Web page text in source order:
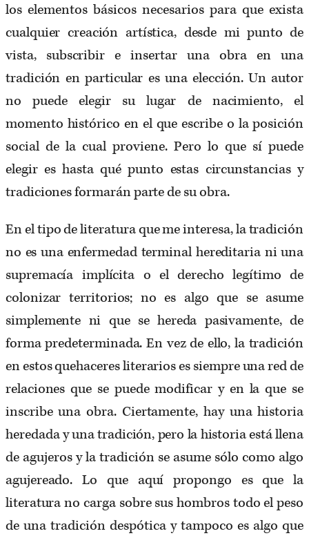
los elementos básicos necesarios para que exista
cualquier creación artística, desde mi punto de
vista, subscribir e insertar una obra en una
tradición en particular es una elección. Un autor
no puede elegir su lugar de nacimiento, el
momento histórico en el que escribe o la posición
social de la cual proviene. Pero lo que sí puede
elegir es hasta qué punto estas circunstancias y
tradiciones formarán parte de su obra.
En el tipo de literatura que me interesa, la tradición
no es una enfermedad terminal hereditaria ni una
supremacía implícita o el derecho legítimo de
colonizar territorios; no es algo que se asume
simplemente ni que se hereda pasivamente, de
forma predeterminada. En vez de ello, la tradición
en estos quehaceres literarios es siempre una red de
relaciones que se puede modificar y en la que se
inscribe una obra. Ciertamente, hay una historia
heredada y una tradición, pero la historia está llena
de agujeros y la tradición se asume sólo como algo
agujereado. Lo que aquí propongo es que la
literatura no carga sobre sus hombros todo el peso
de una tradición despótica y tampoco es algo que